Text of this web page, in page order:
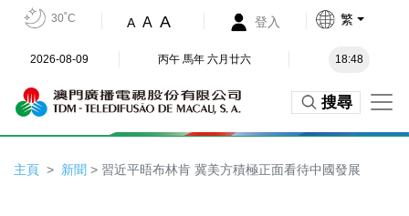
30˚C A A A 登入 繁
2026-08-09 丙午 馬年 六月廿六 18:48
搜尋
主頁 新聞 > 習近平晤布林肯 冀美方積極正面看待中國發展